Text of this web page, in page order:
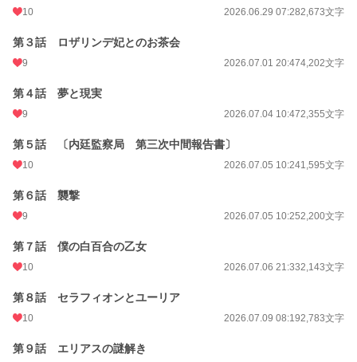
10 2026.06.29 07:282,673文字
第３話 ロザリンデ妃とのお茶会
9 2026.07.01 20:474,202文字
第４話 夢と現実
9 2026.07.04 10:472,355文字
第５話 〔内廷監察局 第三次中間報告書〕
10 2026.07.05 10:241,595文字
第６話 襲撃
9 2026.07.05 10:252,200文字
第７話 僕の白百合の乙女
10 2026.07.06 21:332,143文字
第８話 セラフィオンとユーリア
10 2026.07.09 08:192,783文字
第９話 エリアスの謎解き